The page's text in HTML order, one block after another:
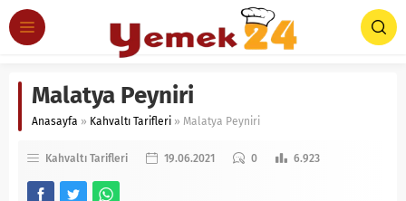
Malatya Peyniri
Anasayfa » Kahvaltı Tarifleri » Malatya Peyniri
Kahvaltı Tarifleri 19.06.2021 0 6.923